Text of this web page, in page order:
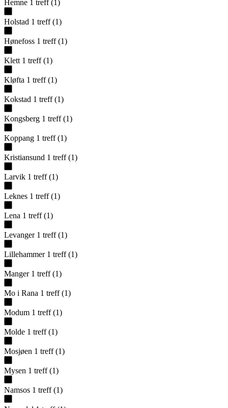
Hemne 1 treff (1)
Holstad 1 treff (1)
Hønefoss 1 treff (1)
Klett 1 treff (1)
Kløfta 1 treff (1)
Kokstad 1 treff (1)
Kongsberg 1 treff (1)
Koppang 1 treff (1)
Kristiansund 1 treff (1)
Larvik 1 treff (1)
Leknes 1 treff (1)
Lena 1 treff (1)
Levanger 1 treff (1)
Lillehammer 1 treff (1)
Manger 1 treff (1)
Mo i Rana 1 treff (1)
Modum 1 treff (1)
Molde 1 treff (1)
Mosjøen 1 treff (1)
Mysen 1 treff (1)
Namsos 1 treff (1)